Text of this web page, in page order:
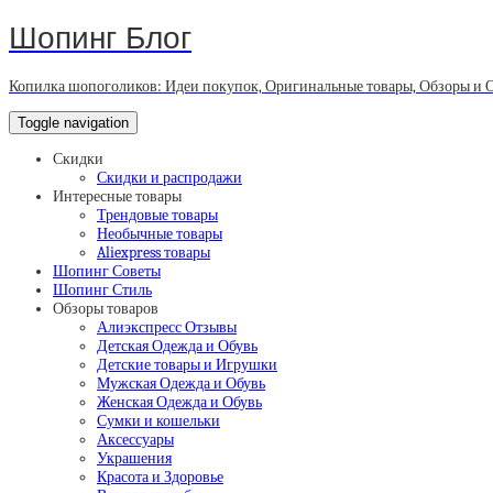
Шопинг Блог
Копилка шопоголиков: Идеи покупок, Оригинальные товары, Обзоры и
Toggle navigation
Скидки
Скидки и распродажи
Интересные товары
Трендовые товары
Необычные товары
Aliexpress товары
Шопинг Советы
Шопинг Стиль
Обзоры товаров
Алиэкспресс Отзывы
Детская Одежда и Обувь
Детские товары и Игрушки
Мужская Одежда и Обувь
Женская Одежда и Обувь
Сумки и кошельки
Аксессуары
Украшения
Красота и Здоровье